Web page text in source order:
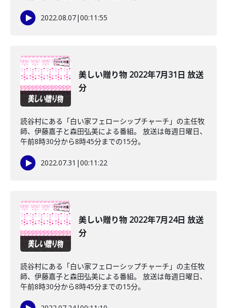
2022.08.07|00:11:55
美しい贈り物 2022年7月31日 放送
分
読谷村にある「白い家フェローシップチャーチ」の主任牧
師、伊藤嘉子と森田弘美による番組。 放送は毎週日曜日、
午前8時30分から8時45分までの15分。
2022.07.31 |00:11:22
美しい贈り物 2022年7月24日 放送
分
読谷村にある「白い家フェローシップチャーチ」の主任牧
師、伊藤嘉子と森田弘美による番組。 放送は毎週日曜日、
午前8時30分から8時45分までの15分。